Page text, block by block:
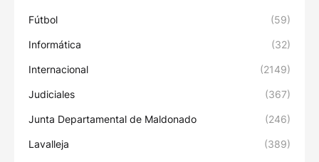
Fútbol (59)
Informática (32)
Internacional (2149)
Judiciales (367)
Junta Departamental de Maldonado (246)
Lavalleja (389)